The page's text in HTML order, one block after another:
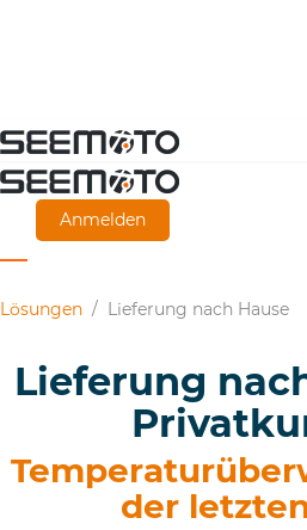
Zum
Hauptinhalt
springenAnmelden
Lösungen / Lieferung nach Hause
Lieferung
der